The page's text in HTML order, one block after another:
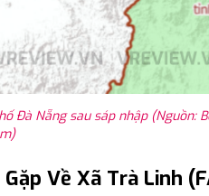
Đà Nẵng sau sáp nhập (Nguồn:
Về Xã Trà Linh